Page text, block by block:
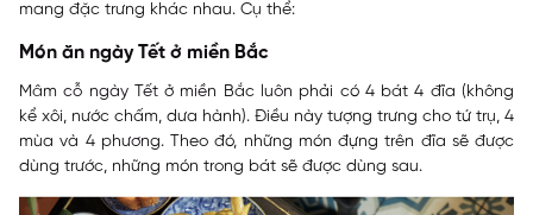
mang đặc trưng khác nhau. Cụ thể:
Món ăn ngày Tết ở miền Bắc
Mâm cỗ ngày Tết ở miền Bắc luôn phải có 4 bát 4 đĩa (không
kể xôi, nước chấm, dưa hành). Điều này tượng trưng cho tứ trụ, 4
mùa và 4 phương. Theo đó, những món đựng trên đĩa sẽ được
dùng trước, những món trong bát sẽ được dùng sau.